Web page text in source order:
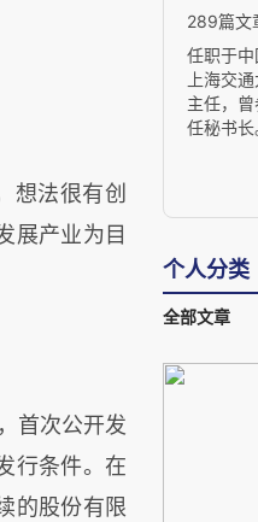
想法很有创
展产业为目
首次公开发
行条件。在
的股份有限
289篇文
任职于
上海交
主任，
任秘书
额信贷
富的理
厚的国
sectors
融体系”
系在中国
国内第
个人分类
全部文章